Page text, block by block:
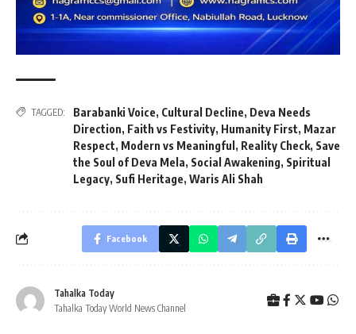
TAGGED: Barabanki Voice, Cultural Decline, Deva Needs
Direction, Faith vs Festivity, Humanity First, Mazar
Respect, Modern vs Meaningful , Reality Check, Save
the Soul of Deva Mela, Social Awakening, Spiritual
Legacy, Sufi Heritage, Waris Ali Shah
Facebook
Tahalka Today
Tahalka Today World News Channel